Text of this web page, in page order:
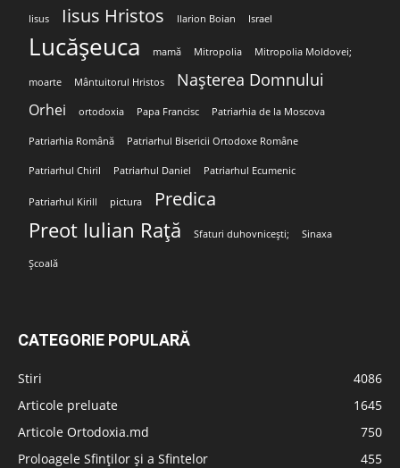
Iisus Iisus Hristos Ilarion Boian Israel
Lucășeuca mamă Mitropolia Mitropolia Moldovei;
moarte Mântuitorul Hristos Nașterea Domnului
Orhei ortodoxia Papa Francisc Patriarhia de la Moscova
Patriarhia Română Patriarhul Bisericii Ortodoxe Române
Patriarhul Chiril Patriarhul Daniel Patriarhul Ecumenic
Patriarhul Kirill pictura Predica
Preot Iulian Rață Sfaturi duhovnicești; Sinaxa
Școală
CATEGORIE POPULARĂ
Stiri
4086
Articole preluate
1645
Articole Ortodoxia.md
750
Proloagele Sfinților și a Sfintelor
455